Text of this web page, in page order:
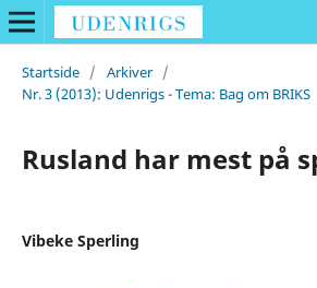
Startside / Arkiver /
Nr. 3 (2013): Udenrigs - Tema: Bag om BRIKS
Rusland har mest på
Vibeke Sperling